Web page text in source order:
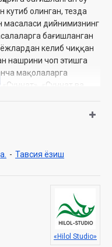
кутиб олинган, тезда
масаласи дийнимизнинг
бағишланган
келиб чиққан
нашрини чоп этишга
мақолаларга
«Суннат ва
ва табиатни муҳофаза
- Тавсия ёзиш
«Hilol Studio»